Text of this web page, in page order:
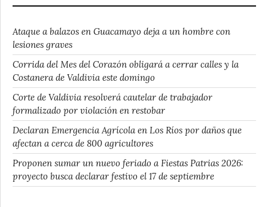
Ataque a balazos en Guacamayo deja a un hombre con
lesiones graves
Corrida del Mes del Corazón obligará a cerrar calles y la
Costanera de Valdivia este domingo
Corte de Valdivia resolverá cautelar de trabajador
formalizado por violación en restobar
Declaran Emergencia Agrícola en Los Ríos por daños que
afectan a cerca de 800 agricultores
Proponen sumar un nuevo feriado a Fiestas Patrias 2026:
proyecto busca declarar festivo el 17 de septiembre